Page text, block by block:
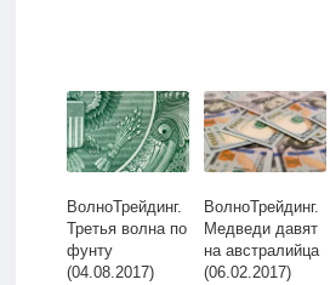
ВолноТрейдинг.
Третья волна по
фунту
(04.08.2017)
ВолноТрейдинг.
Медведи давят
на австралийца
(06.02.2017)